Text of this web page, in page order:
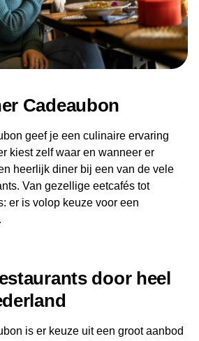
Cadeaubon
geef je een culinaire ervaring
kiest zelf waar en wanneer er
heerlijk diner bij een van de vele
Van gezellige eetcafés tot
er is volop keuze voor een
locatie kiezen die past bij de
Zo geeft de Diner Cadeaubon niet
ook een gezellig moment om
door heel
is er keuze uit een groot aanbod